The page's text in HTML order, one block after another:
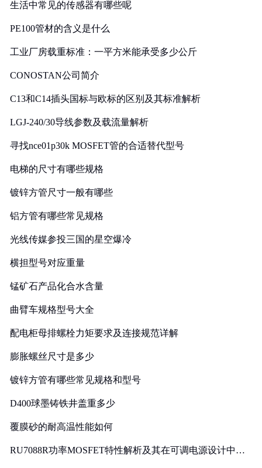
生活中常见的传感器有哪些呢
PE100管材的含义是什么
工业厂房载重标准：一平方米能承受多少公斤
CONOSTAN公司简介
C13和C14插头国标与欧标的区别及其标准解析
LGJ-240/30导线参数及载流量解析
寻找nce01p30k MOSFET管的合适替代型号
电梯的尺寸有哪些规格
镀锌方管尺寸一般有哪些
铝方管有哪些常见规格
光线传媒参投三国的星空爆冷
横担型号对应重量
锰矿石产品化合水含量
曲臂车规格型号大全
配电柜母排螺栓力矩要求及连接规范详解
膨胀螺丝尺寸是多少
镀锌方管有哪些常见规格和型号
D400球墨铸铁井盖重多少
覆膜砂的耐高温性能如何
RU7088R功率MOSFET特性解析及其在可调电源设计中的